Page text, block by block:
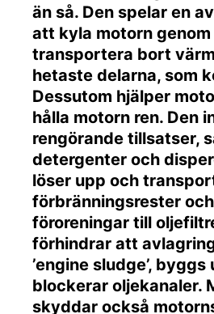
än så. Den spelar en
att kyla motorn
transportera bort
hetaste delarna, som
Dessutom hjälper
hålla motorn ren. Den
rengörande tillsatser,
detergenter och
löser upp och
förbränningsrester
föroreningar till
förhindrar att
’engine sludge’,
blockerar oljekanaler.
skyddar också